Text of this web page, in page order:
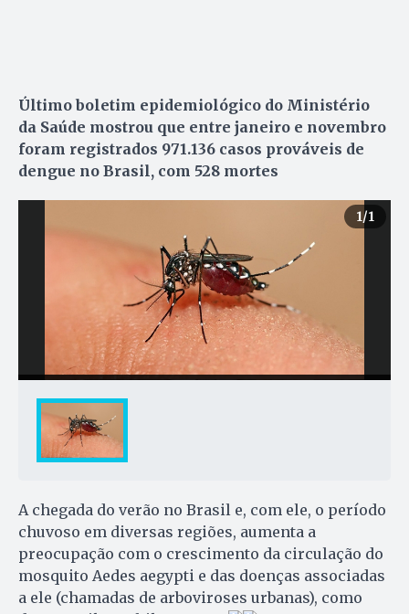
Último boletim epidemiológico do Ministério
da Saúde mostrou que entre janeiro e novembro
foram registrados 971.136 casos prováveis de
dengue no Brasil, com 528 mortes
1/1
A chegada do verão no Brasil e, com ele, o período
chuvoso em diversas regiões, aumenta a
preocupação com o crescimento da circulação do
mosquito Aedes aegypti e das doenças associadas
a ele (chamadas de arboviroses urbanas), como